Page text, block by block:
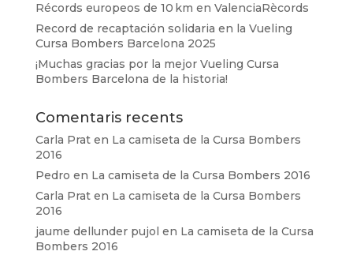
Récords europeos de 10 km en ValenciaRècords
Record de recaptación solidaria en la Vueling
Cursa Bombers Barcelona 2025
¡Muchas gracias por la mejor Vueling Cursa
Bombers Barcelona de la historia!
Comentaris recents
Carla Praten La camiseta de la Cursa Bombers
2016
Pedro en La camiseta de la Cursa Bombers 2016
Carla Praten La camiseta de la Cursa Bombers
2016
jaume dellunder pujol en La camiseta de la Cursa
Bombers 2016